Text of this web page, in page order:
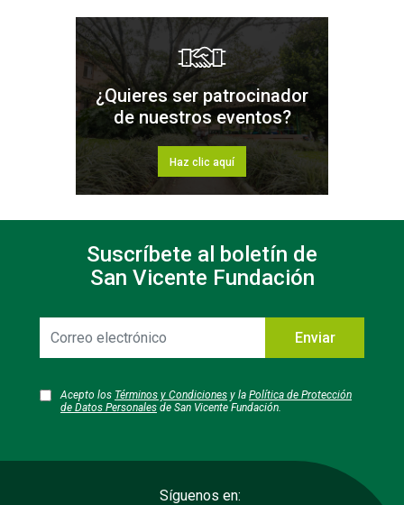
¿Quieres ser patrocinador
de nuestros eventos?
Haz clic aquí
Suscríbete al boletín de
San Vicente Fundación
electrónico
Acepto los Términos y Condiciones y la Política de Protección
de Datos Personales de San Vicente Fundación.
Enviar
Síguenos en: